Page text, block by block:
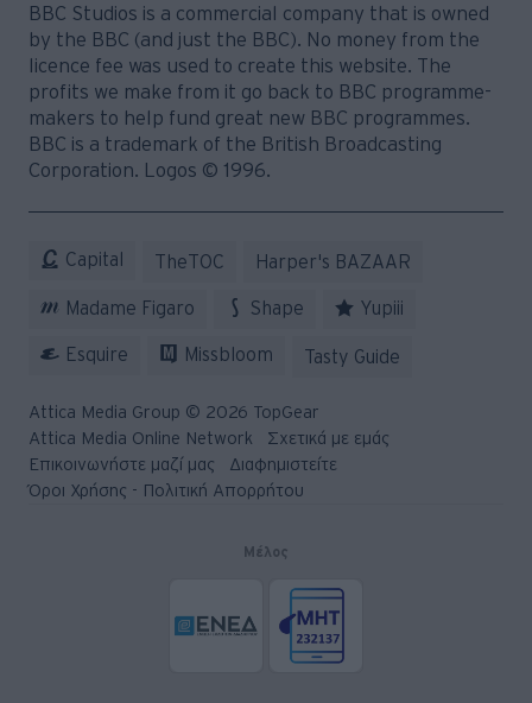
Attica Media Online Network
Επικοινωνήστε μαζί μας
BBC Studios is a commercial company that is owned
by the BBC (and just the BBC). No money from the
licence fee was used to create this website. The
profits we make from it go back to BBC programme-
makers to help fund great new BBC programmes.
BBC is a trademark of the British Broadcasting
Corporation. Logos © 1996.
Capital TheTOC Harper's BAZAAR
Madame Figaro Shape Yupiii
Esquire Missbloom Tasty Guide
Attica Media Group © 2026 TopGear
Attica Media Online Network
Σχετικά με εμάς
Επικοινωνήστε μαζί μας
Διαφημιστείτε
Όροι Χρήσης - Πολιτική Απορρήτου
Μέλος